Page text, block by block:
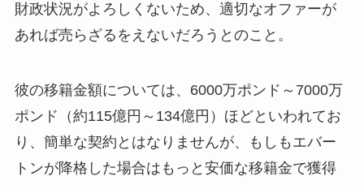
財政状況がよろしくないため、適切なオファーが
あれば売らざるをえないだろうとのこと。
彼の移籍金額については、6000万ポンド～7000万
ポンド（約115億円～134億円）ほどといわれてお
り、簡単な契約とはなりませんが、もしもエバー
トンが降格した場合はもっと安価な移籍金で獲得